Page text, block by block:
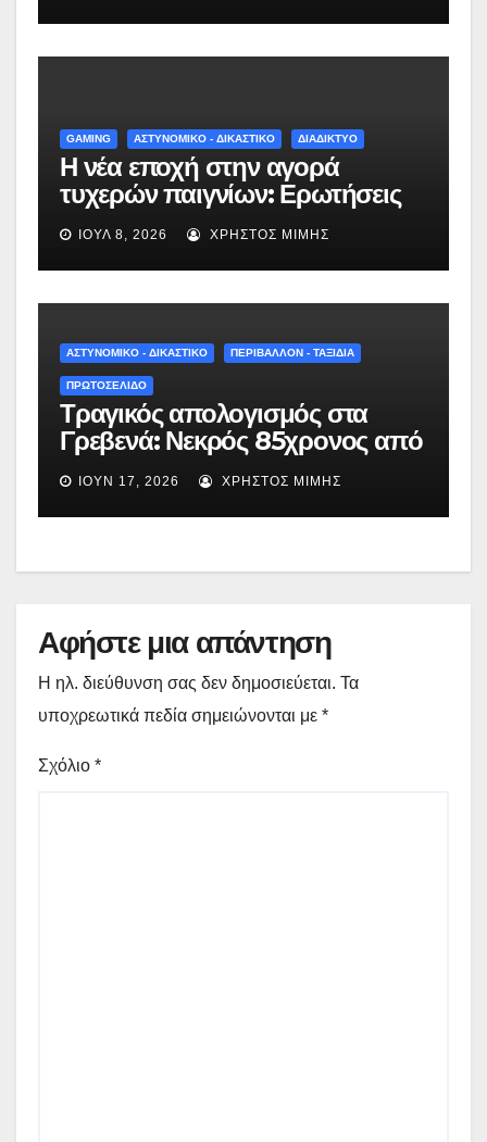
γίνεται πράξη με εξασφαλισμένη
χρηματοδότηση»
GAMING ΑΣΤΥΝΟΜΙΚΟ - ΔΙΚΑΣΤΙΚΟ ΔΙΑΔΙΚΤΥΟ
Η νέα εποχή στην αγορά
τυχερών παιγνίων: Ερωτήσεις
και απαντήσεις για το νέο
νομοσχέδιο
ΙΟΎΛ 8, 2026 ΧΡΉΣΤΟΣ ΜΊΜΗΣ
ΑΣΤΥΝΟΜΙΚΟ - ΔΙΚΑΣΤΙΚΟ ΠΕΡΙΒΑΛΛΟΝ - ΤΑΞΙΔΙΑ
ΠΡΩΤΟΣΕΛΙΔΟ
Τραγικός απολογισμός στα
Γρεβενά: Νεκρός 85χρονος από
πυρκαγιά σε σπίτι στον
Δεσπότη
ΙΟΎΝ 17, 2026 ΧΡΉΣΤΟΣ ΜΊΜΗΣ
Αφήστε μια απάντηση
Η ηλ. διεύθυνση σας δεν δημοσιεύεται. Τα
υποχρεωτικά πεδία σημειώνονται με *
Σχόλιο *